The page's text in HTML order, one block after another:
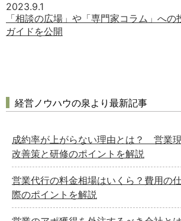
2023.9.1
「相談の広場」や「専門家コラム」への
ガイドを公開
経営ノウハウの泉より最新記事
成約率が上がらない理由とは？ 営業
改善策と研修のポイントを解説
営業代行の料金相場はいくら？費用の
際のポイントを解説